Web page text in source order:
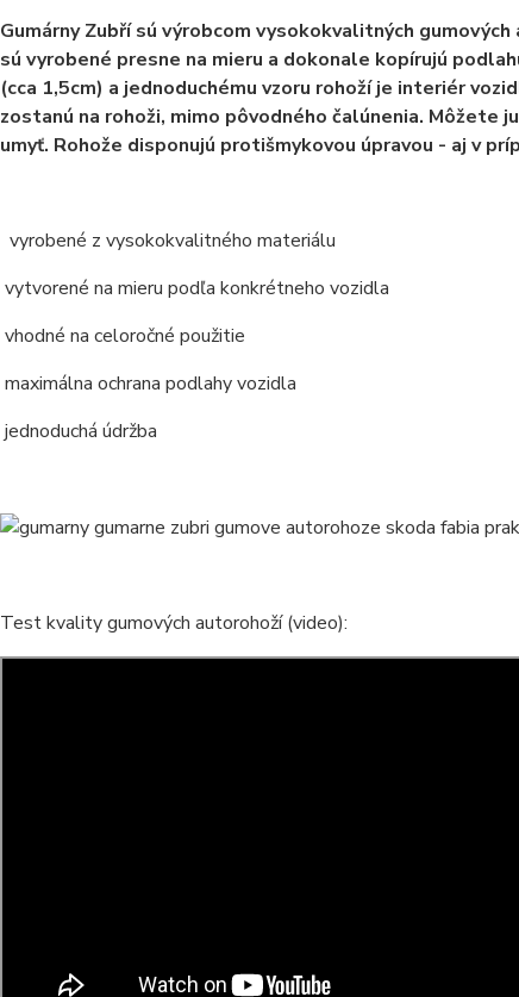
Gumárny Zubří sú výrobcom vysokokvalitných
sú vyrobené presne na mieru a dokonale kopírujú
(cca 1,5cm) a jednoduchému vzoru rohoží je interiér
zostanú na rohoži, mimo pôvodného čalúnenia.
umyť. Rohože disponujú protišmykovou úpravou - aj v
vyrobené z vysokokvalitného materiálu
vytvorené na mieru podľa konkrétneho vozidla
vhodné na celoročné použitie
maximálna ochrana podlahy vozidla
jednoduchá údržba
Test kvality gumových autorohoží (video):